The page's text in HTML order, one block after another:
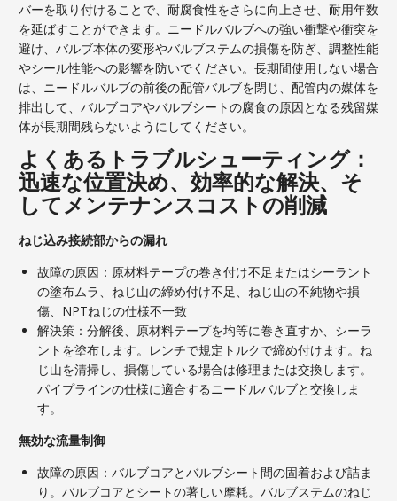
バーを取り付けることで、耐腐食性をさらに向上させ、耐用年数
を延ばすことができます。ニードルバルブへの強い衝撃や衝突を
避け、バルブ本体の変形やバルブステムの損傷を防ぎ、調整性能
やシール性能への影響を防いでください。長期間使用しない場合
は、ニードルバルブの前後の配管バルブを閉じ、配管内の媒体を
排出して、バルブコアやバルブシートの腐食の原因となる残留媒
体が長期間残らないようにしてください。
よくあるトラブルシューティング：
迅速な位置決め、効率的な解決、そ
してメンテナンスコストの削減
ねじ込み接続部からの漏れ
故障の原因：原材料テープの巻き付け不足またはシーラント
の塗布ムラ、ねじ山の締め付け不足、ねじ山の不純物や損
傷、NPTねじの仕様不一致
解決策：分解後、原材料テープを均等に巻き直すか、シーラ
ントを塗布します。レンチで規定トルクで締め付けます。ね
じ山を清掃し、損傷している場合は修理または交換します。
パイプラインの仕様に適合するニードルバルブと交換しま
す。
無効な流量制御
故障の原因：バルブコアとバルブシート間の固着および詰ま
り。バルブコアとシートの著しい摩耗。バルブステムのねじ